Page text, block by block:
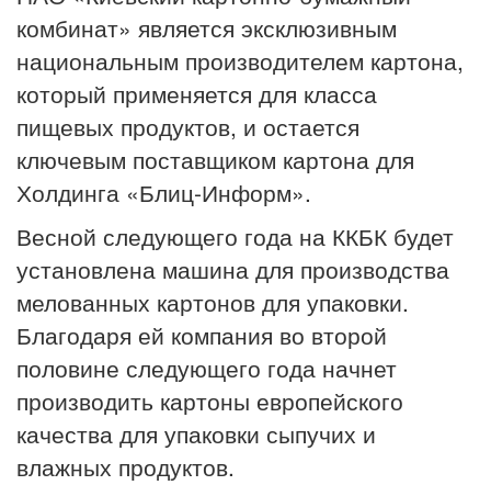
комбинат» является эксклюзивным
национальным производителем картона,
который применяется для класса
пищевых продуктов, и остается
ключевым поставщиком картона для
Холдинга «Блиц-Информ».
Весной следующего года на ККБК будет
установлена машина для производства
мелованных картонов для упаковки.
Благодаря ей компания во второй
половине следующего года начнет
производить картоны европейского
качества для упаковки сыпучих и
влажных продуктов.